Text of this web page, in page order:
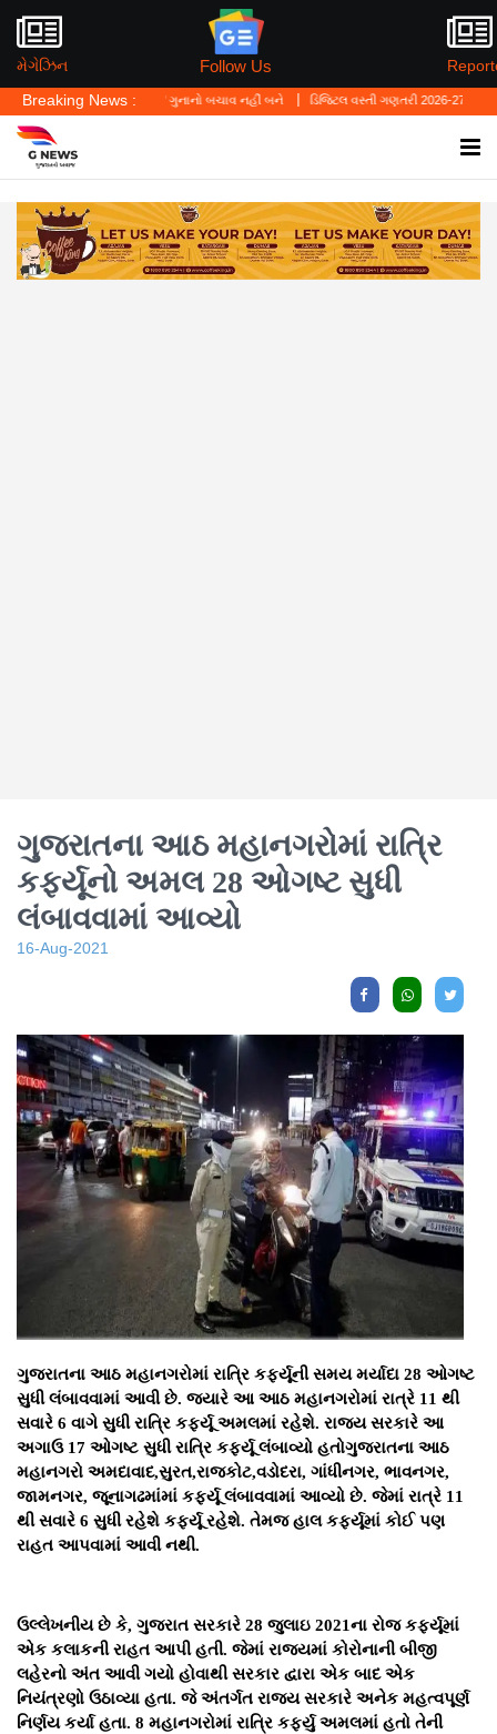
મેગેઝિન Follow Us
Breaking News :
લો' ગુનાનો બચાવ નહીં બને ડિજિટલ વસ્તી ગણતરી 2026-27નો પ્રારંભ, ઘર બેઠા
ગુજરાતના આઠ મહાનગરોમાં રાત્રિ
કર્ફ્યૂનો અમલ 28 ઓગષ્ટ સુધી
લંબાવવામાં આવ્યો
16-Aug-2021
ગુજરાતના આઠ મહાનગરોમાં રાત્રિ કર્ફ્યૂની સમય મર્યાદા 28 ઓગષ્ટ
સુધી લંબાવવામાં આવી છે. જ્યારે આ આઠ મહાનગરોમાં રાત્રે 11 થી
સવારે 6 વાગે સુધી રાત્રિ કર્ફ્યૂ અમલમાં રહેશે. રાજય સરકારે આ
અગાઉ 17 ઓગષ્ટ સુધી રાત્રિ કર્ફ્યૂ લંબાવ્યો હતોગુજરાતના આઠ
મહાનગરો અમદાવાદ,સુરત,રાજકોટ,વડોદરા, ગાંધીનગર, ભાવનગર,
જામનગર, જૂનાગઢમાંમાં કર્ફ્યૂ લંબાવવામાં આવ્યો છે. જેમાં રાત્રે 11
થી સવારે 6 સુધી રહેશે કર્ફ્યૂ રહેશે. તેમજ હાલ કર્ફ્યૂમાં કોઈ પણ
રાહત આપવામાં આવી નથી.
ઉલ્લેખનીય છે કે, ગુજરાત સરકારે 28 જુલાઇ 2021ના રોજ કર્ફ્યૂમાં
એક કલાકની રાહત આપી હતી. જેમાં રાજ્યમાં કોરોનાની બીજી
લહેરનો અંત આવી ગયો હોવાથી સરકાર દ્વારા એક બાદ એક
નિયંત્રણો ઉઠાવ્યા હતા. જે અંતર્ગત રાજ્ય સરકારે અનેક મહત્વપૂર્ણ
નિર્ણય કર્યા હતા. 8 મહાનગરોમાં રાત્રિ કર્ફ્યુ અમલમાં હતો તેની